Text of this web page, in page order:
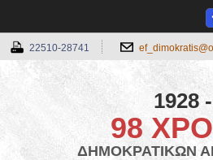
22510-28741
1928
98
ΔΗΜΟΚΡΑΤΙΚΩΝ